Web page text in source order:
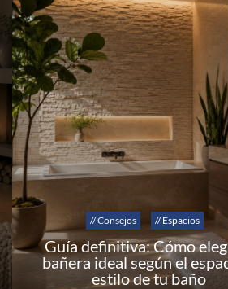
// Consejos // Espacios
Guía definitiva: Cómo
bañera ideal según el
estilo de tu baño